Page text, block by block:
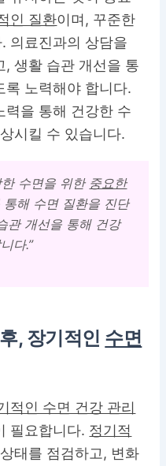
인 질환이며, 꾸준한
의료진과의 상담을
, 생활 습관 개선을 통
록 노력해야 합니다.
력을 통해 건강한 수
시킬 수 있습니다.
수면을 위한 중요한
통해 수면 질환을 진단
관 개선을 통해 건강
다.”
, 장기적인 수면
적인 수면 건강 관리
필요합니다. 정기적
태를 점검하고, 변화